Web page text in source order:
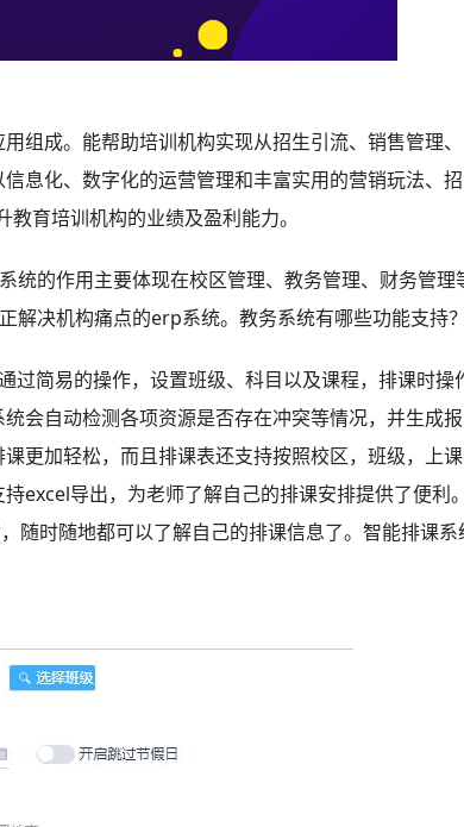
组成。能帮助培训机构实现从招生引流、销售管理
息化、数字化的运营管理和丰富实用的营销玩法、
育培训机构的业绩及盈利能力。
统的作用主要体现在校区管理、教务管理、财务管理
解决机构痛点的erp系统。教务系统有哪些功能支持
过简易的操作，设置班级、科目以及课程，排课时操
统会自动检测各项资源是否存在冲突等情况，并生成
更加轻松，而且排课表还支持按照校区，班级，上
excel导出，为老师了解自己的排课安排提供了便利
随时随地都可以了解自己的排课信息了。智能排课系